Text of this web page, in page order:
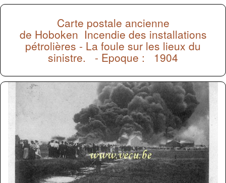
Carte postale ancienne
de Hoboken Incendie des installations
pétrolières - La foule sur les lieux du
sinistre. - Epoque : 1904